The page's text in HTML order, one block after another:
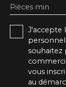
Pièces min
J'accepte
souhaitez
vous
au